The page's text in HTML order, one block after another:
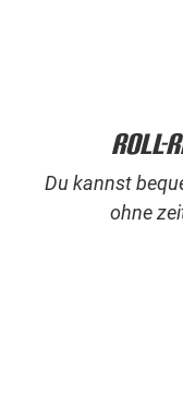
Roll-
Du kannst
ohne